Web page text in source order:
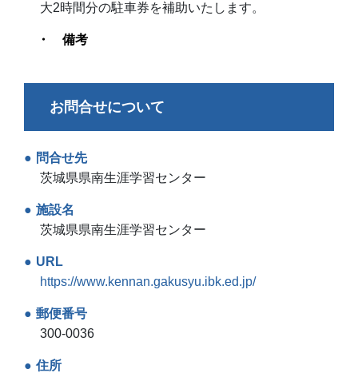
大2時間分の駐車券を補助いたします。
備考
お問合せについて
問合せ先
茨城県県南生涯学習センター
施設名
茨城県県南生涯学習センター
URL
https://www.kennan.gakusyu.ibk.ed.jp/
郵便番号
300-0036
住所